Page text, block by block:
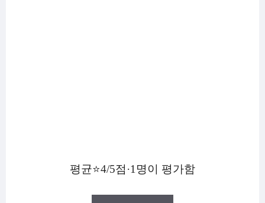
평균⭐4/5점·1명이 평가함